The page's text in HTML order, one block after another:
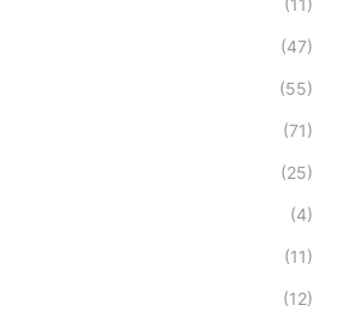
(11)
(47)
(55)
(71)
(25)
(4)
(11)
(12)